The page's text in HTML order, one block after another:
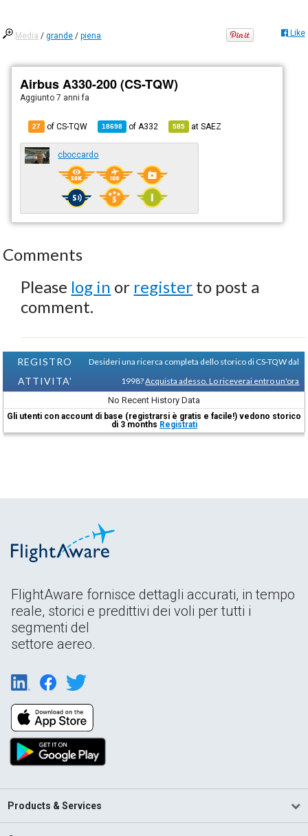
Media /grande /piena Like
Airbus A330-200 (CS-TQW)
Aggiunto7 anni fa
27 of CS-TQW 18698 of A332 585 atSAEZ
cboccardo
Comments
Please log in or register to post a
comment.
REGISTRO
ATTIVITA'
Desideri una ricerca completa dello storico di CS-TQW dal
1998?Acquista adesso. Lo riceverai entro un'ora
No Recent History Data
Gli utenti con account di base (registrarsi è gratis e facile!) vedono storico
di 3 months Registrati
FlightAware fornisce dettagli accurati, in tempo
reale, storici e predittivi dei voli per tutti i
segmenti del
settore aereo.
Products & Services